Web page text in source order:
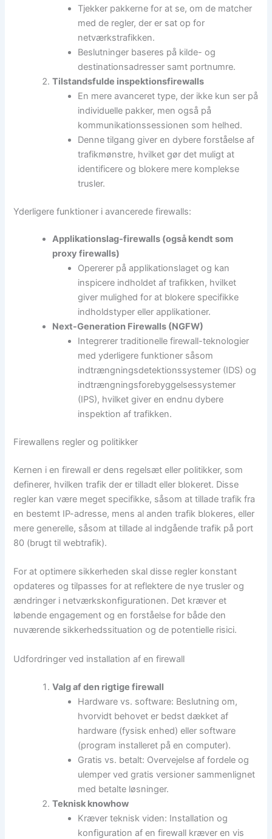
Tjekker pakkerne for at se, om de matcher
med de regler, der er sat op for
netværkstrafikken.
Beslutninger baseres på kilde- og
destinationsadresser samt portnumre.
Tilstandsfulde inspektionsfirewalls
En mere avanceret type, der ikke kun ser på
individuelle pakker, men også på
kommunikationssessionen som helhed.
Denne tilgang giver en dybere forståelse af
trafikmønstre, hvilket gør det muligt at
identificere og blokere mere komplekse
trusler.
Yderligere funktioner i avancerede firewalls:
Applikationslag-firewalls (også kendt som
proxy firewalls)
Opererer på applikationslaget og kan
inspicere indholdet af trafikken, hvilket
giver mulighed for at blokere specifikke
indholdstyper eller applikationer.
Next-Generation Firewalls (NGFW)
Integrerer traditionelle firewall-teknologier
med yderligere funktioner såsom
indtrængningsdetektionssystemer (IDS) og
indtrængningsforebyggelsessystemer
(IPS), hvilket giver en endnu dybere
inspektion af trafikken.
Firewallens regler og politikker
Kernen i en firewall er dens regelsæt eller politikker, som
definerer, hvilken trafik der er tilladt eller blokeret. Disse
regler kan være meget specifikke, såsom at tillade trafik fra
en bestemt IP-adresse, mens al anden trafik blokeres, eller
mere generelle, såsom at tillade al indgående trafik på port
80 (brugt til webtrafik).
For at optimere sikkerheden skal disse regler konstant
opdateres og tilpasses for at reflektere de nye trusler og
ændringer i netværkskonfigurationen. Det kræver et
løbende engagement og en forståelse for både den
nuværende sikkerhedssituation og de potentielle risici.
Udfordringer ved installation af en firewall
Valg af den rigtige firewall
Hardware vs. software: Beslutning om,
hvorvidt behovet er bedst dækket af
hardware (fysisk enhed) eller software
(program installeret på en computer).
Gratis vs. betalt: Overvejelse af fordele og
ulemper ved gratis versioner sammenlignet
med betalte løsninger.
Teknisk knowhow
Kræver teknisk viden: Installation og
konfiguration af en firewall kræver en vis